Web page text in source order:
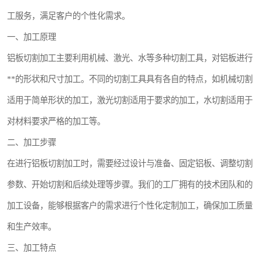
工服务，满足客户的个性化需求。
一、加工原理
铝板切割加工主要利用机械、激光、水等多种切割工具，对铝板进行
**的形状和尺寸加工。不同的切割工具具有各自的特点，如机械切割
适用于简单形状的加工，激光切割适用于要求的加工，水切割适用于
对材料要求严格的加工等。
二、加工步骤
在进行铝板切割加工时，需要经过设计与准备、固定铝板、调整切割
参数、开始切割和后续处理等步骤。我们的工厂拥有的技术团队和的
加工设备，能够根据客户的需求进行个性化定制加工，确保加工质量
和生产效率。
三、加工特点